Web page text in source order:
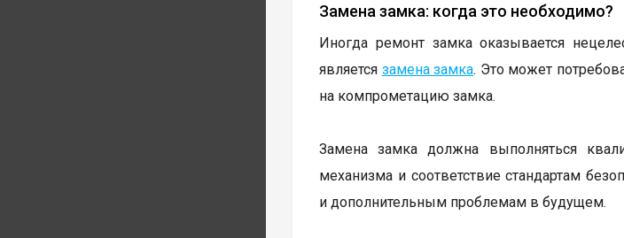
Замена замка: когда это необходимо?
Иногда ремонт замка оказывается
является замена замка. Это может
на компрометацию замка.
Замена замка должна выполняться
механизма и соответствие стандартам
и дополнительным проблемам в будущем.